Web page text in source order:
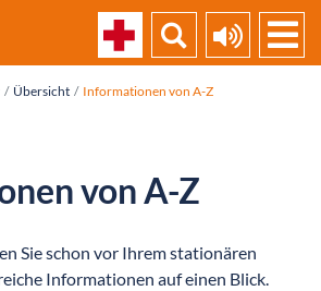
Übersicht Informationen von A-Z
von A-Z
Sie schon vor Ihrem stationären
Informationen auf einen Blick.